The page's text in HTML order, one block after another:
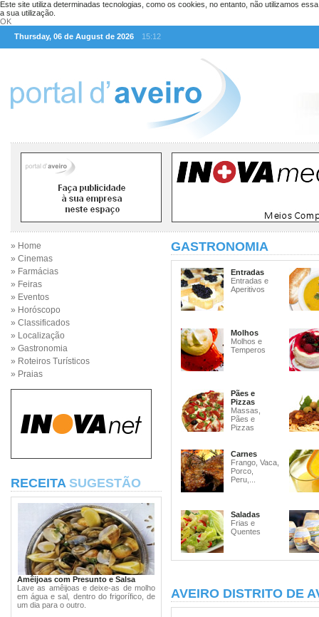
Este site utiliza determinadas tecnologias, como os cookies, no entanto, não utilizamos
a sua utilização.
OK
Thursday, 06 de August de 2026
15:12
» Home
» Cinemas
» Farmácias
» Feiras
» Eventos
» Horóscopo
» Classificados
» Localização
» Gastronomia
» Roteiros Turísticos
» Praias
RECEITA SUGESTÃO
Amêijoas com Presunto e Salsa
Lave as amêijoas e deixe-as de molho
em água e sal, dentro do frigorífico, de
um dia para o outro.
GASTRONOMIA
Entradas
Entradas e
Aperitivos
Molhos
Molhos e
Temperos
Pães e
Pizzas
Massas,
Pães e
Pizzas
Carnes
Frango, Vaca,
Porco,
Peru,...
Saladas
Frias e
Quentes
AVEIRO DISTRITO DE